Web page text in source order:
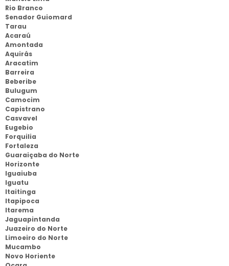
Rio Branco
Senador Guiomard
Tarau
Acaraú
Amontada
Aquirás
Aracatim
Barreira
Beberibe
Bulugum
Camocim
Capistrano
Casvavel
Eugebio
Forquilia
Fortaleza
Guaraiçaba do Norte
Horizonte
Iguaiuba
Iguatu
Itaitinga
Itapipoca
Itarema
Jaguapintanda
Juazeiro do Norte
Limoeiro do Norte
Mucambo
Novo Horiente